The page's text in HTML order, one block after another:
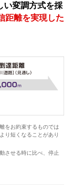
い変調方式を採
距離を実現した
をお約束するものでは
り短くなることがあり
させる時に比べ、停止